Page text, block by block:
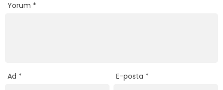
Yorum *
Ad * E-posta *